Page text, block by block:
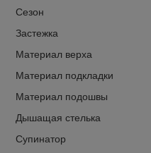
Сезон
Застежка
Материал верха
Материал подкладки
Материал подошвы
Дышащая стелька
Супинатор